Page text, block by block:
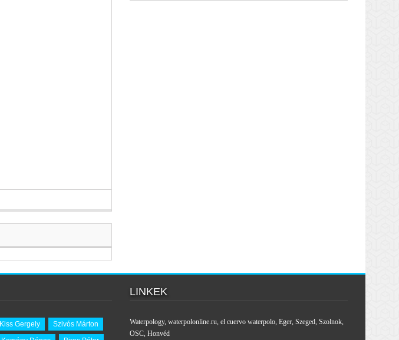
Kiss Gergely
Szivós Márton
LINKEK
Waterpology, waterpolonline.ru, el cuervo waterpolo, Eger, Szeged, Szolnok,
OSC, Honvéd